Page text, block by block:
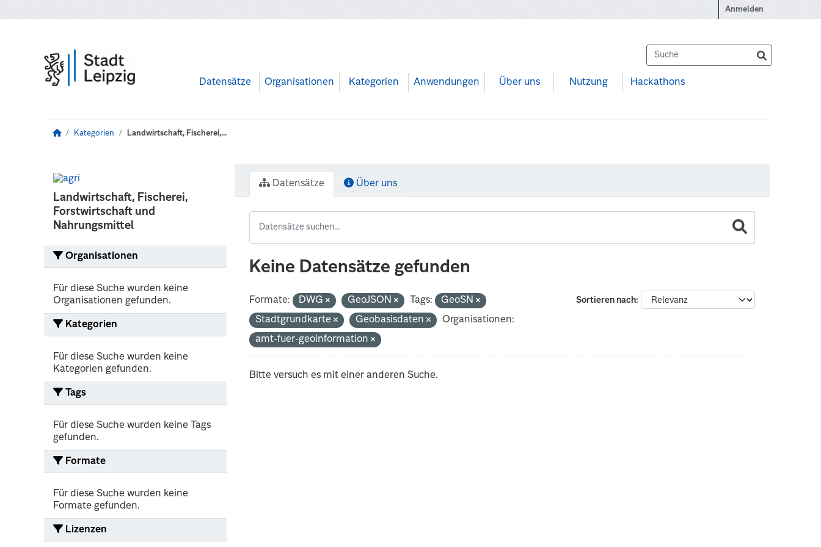
Anmelden
Datensätze Organisationen Kategorien Anwendungen Über uns Nutzung Hackathons
Kategorien Landwirtschaft, Fischerei,...
Landwirtschaft, Fischerei,
Forstwirtschaft und
Nahrungsmittel
Organisationen
Für diese Suche wurden keine
Organisationen gefunden.
Kategorien
Für diese Suche wurden keine
Kategorien gefunden.
Tags
Für diese Suche wurden keine Tags
gefunden.
Formate
Für diese Suche wurden keine
Formate gefunden.
Lizenzen
Datensätze Über uns
Keine Datensätze gefunden
Sortieren nach
Formate: DWG GeoJSON Tags:
GeoSN
Stadtgrundkarte
Geobasisdaten
Organisationen:
amt-fuer-geoinformation
Bitte versuch es mit einer anderen Suche.